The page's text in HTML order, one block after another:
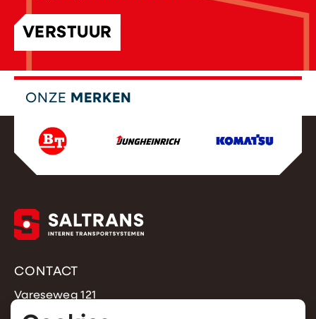
VERSTUUR
ONZE MERKEN
CONTACT
Vareseweg 121
3047 AT Rotterdam